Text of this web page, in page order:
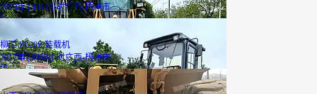
2019年 | 4555小时广西-梧州市
3万
柳工 ZL20E 装载机
2017年 | 6856小时广西-梧州市
4.8万